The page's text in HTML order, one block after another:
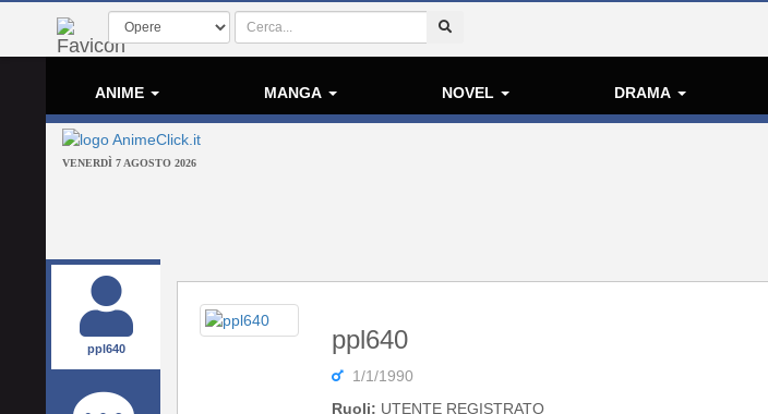
ANIME MANGA NOVEL DRAMA
VENERDÌ 7 AGOSTO 2026
ppl640 ppl640
1/1/1990
Ruoli: UTENTE REGISTRATO